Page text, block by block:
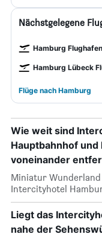
Nächstgelegene
Hamburg Flughafen
Hamburg Lübeck
Flüge nach Hamburg
Wie weit sind
Hauptbahnhof
voneinander
Miniatur
Intercityhotel
Liegt das
nahe der